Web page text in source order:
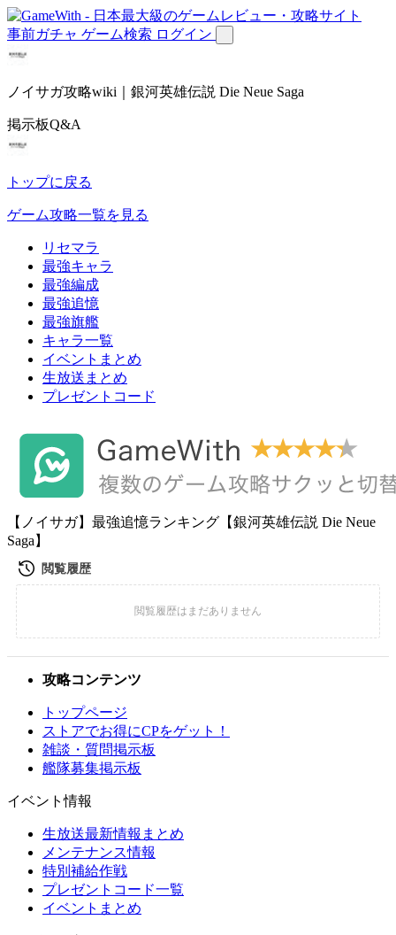
事前ガチャ ゲーム検索 ログイン
ノイサガ攻略wiki｜銀河英雄伝説 Die Neue Saga
掲示板Q&A
トップに戻る
ゲーム攻略一覧を見る
リセマラ
最強キャラ
最強編成
最強追憶
最強旗艦
キャラ一覧
イベントまとめ
生放送まとめ
プレゼントコード
【ノイサガ】最強追憶ランキング【銀河英雄伝説 Die Neue
Saga】
攻略コンテンツ
トップページ
ストアでお得にCPをゲット！
雑談・質問掲示板
艦隊募集掲示板
イベント情報
生放送最新情報まとめ
メンテナンス情報
特別補給作戦
プレゼントコード一覧
イベントまとめ